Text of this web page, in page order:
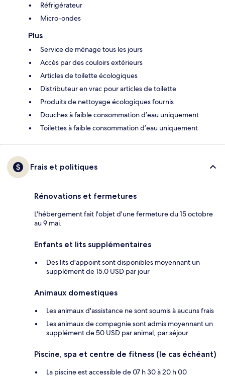
Réfrigérateur
Micro-ondes
Plus
Service de ménage tous les jours
Accès par des couloirs extérieurs
Articles de toilette écologiques
Distributeur en vrac pour articles de toilette
Produits de nettoyage écologiques fournis
Douches à faible consommation d’eau uniquement
Toilettes à faible consommation d’eau uniquement
Frais et politiques
Rénovations et fermetures
L'hébergement fait l'objet d'une fermeture du 15 octobre
au 9 mai.
Enfants et lits supplémentaires
Des lits d'appoint sont disponibles moyennant un
supplément de 15.0 USD par jour
Animaux domestiques
Les animaux d'assistance ne sont soumis à aucuns frais
Les animaux de compagnie sont admis moyennant un
supplément de 50 USD par animal, par séjour
Piscine, spa et centre de fitness (le cas échéant)
La piscine est accessible de 07 h 30 à 20 h 00